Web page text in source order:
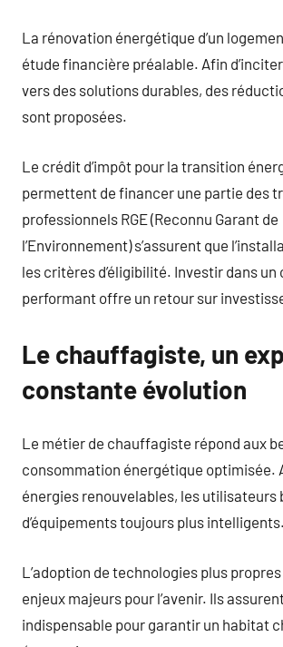
La rénovation énergétique d’un
étude financière préalable. Afin
vers des solutions durables, des
sont proposées.
Le crédit d’impôt pour la transition
permettent de financer une partie des
professionnels RGE (Reconnu Garant de
l’Environnement) s’assurent que
les critères d’éligibilité. Investir dans
performant offre un retour sur
Le chauffagiste, un
constante évolution
Le métier de chauffagiste répond aux
consommation énergétique optimisée.
énergies renouvelables, les
d’équipements toujours plus intelligents.
L’adoption de technologies plus
enjeux majeurs pour l’avenir. Ils
indispensable pour garantir un habitat